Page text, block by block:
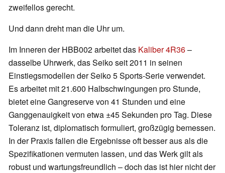
zweifellos gerecht.
Und dann dreht man die Uhr um.
Im Inneren der HBB002 arbeitet das Kaliber 4R36–
dasselbe Uhrwerk, das Seiko seit 2011 in seinen
Einstiegsmodellen der Seiko 5 Sports-Serie verwendet.
Es arbeitet mit 21.600 Halbschwingungen pro Stunde,
bietet eine Gangreserve von 41 Stunden und eine
Ganggenauigkeit von etwa ±45 Sekunden pro Tag. Diese
Toleranz ist, diplomatisch formuliert, großzügig bemessen.
In der Praxis fallen die Ergebnisse oft besser aus als die
Spezifikationen vermuten lassen, und das Werk gilt als
robust und wartungsfreundlich – doch das ist hier nicht der